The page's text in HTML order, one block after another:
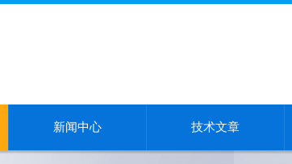
新闻中心 技术文章